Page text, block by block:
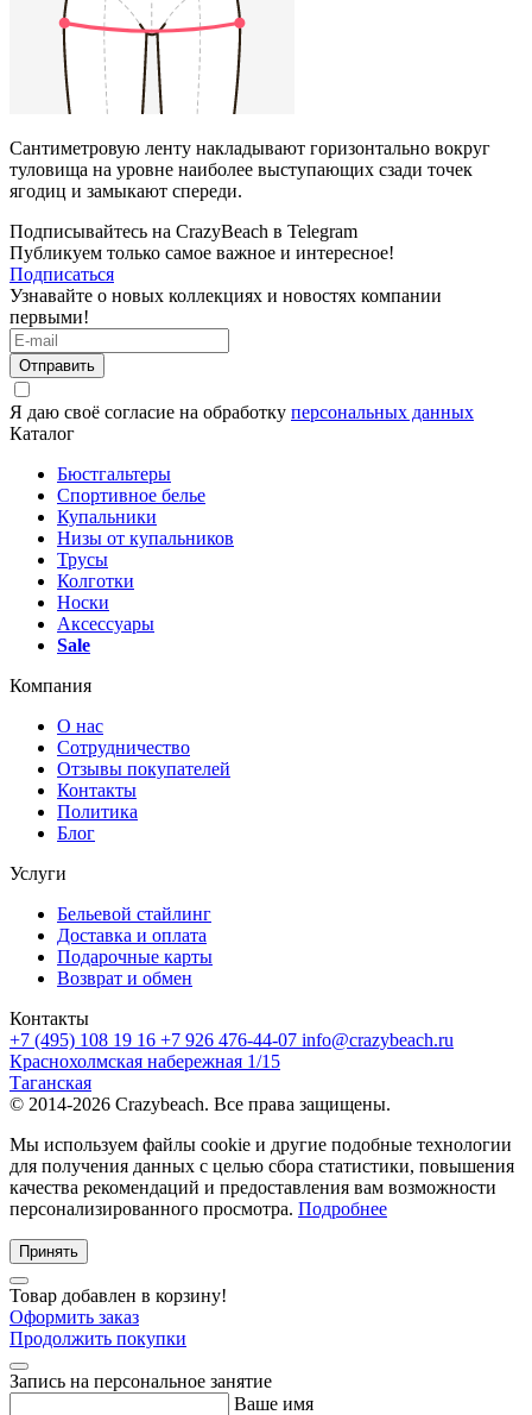
Сантиметровую ленту накладывают горизонтально вокруг
туловища на уровне наиболее выступающих сзади точек
ягодиц и замыкают спереди.
Подписывайтесь на CrazyBeach в Telegram
Публикуем только самое важное и интересное!
Подписаться
Узнавайте о новых коллекциях и новостях компании
первыми!
Отправить
Я даю своё согласие на обработку персональных данных
Каталог
Бюстгальтеры
Спортивное белье
Купальники
Низы от купальников
Трусы
Колготки
Носки
Аксессуары
Sale
Компания
О нас
Сотрудничество
Отзывы покупателей
Контакты
Политика
Блог
Услуги
Бельевой стайлинг
Доставка и оплата
Подарочные карты
Возврат и обмен
Контакты
+7 (495) 108 19 16 +7 926 476-44-07 info@crazybeach.ru
Краснохолмская набережная 1/15
Таганская
© 2014-2026 Crazybeach. Все права защищены.
Мы используем файлы cookie и другие подобные технологии
для получения данных с целью сбора статистики, повышения
качества рекомендаций и предоставления вам возможности
персонализированного просмотра. Подробнее
Принять
Товар добавлен в корзину!
Оформить заказ
Продолжить покупки
Запись на персональное занятие
Ваше имя